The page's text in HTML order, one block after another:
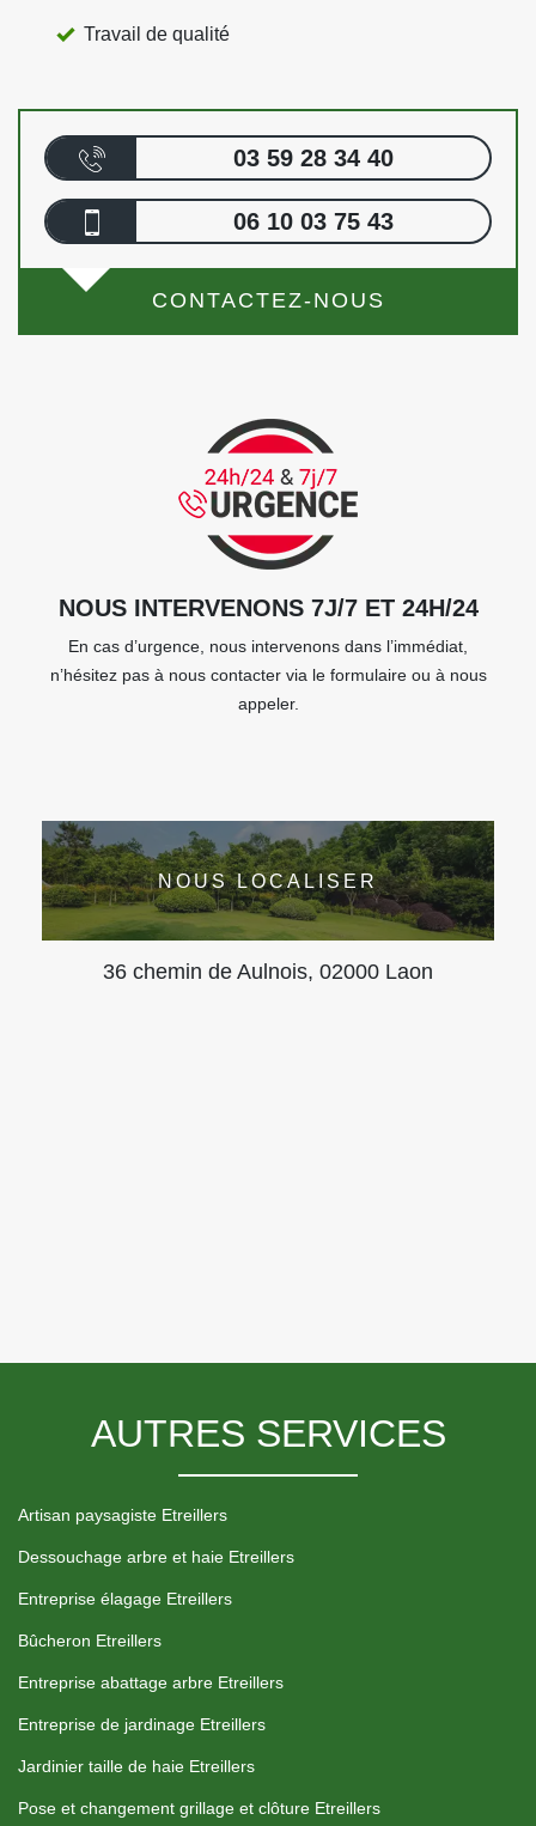
Travail de qualité
03 59 28 34 40
06 10 03 75 43
CONTACTEZ-NOUS
NOUS INTERVENONS 7J/7 ET 24H/24
En cas d’urgence, nous intervenons dans l’immédiat,
n’hésitez pas à nous contacter via le formulaire ou à nous
appeler.
NOUS LOCALISER
36 chemin de Aulnois, 02000 Laon
AUTRES SERVICES
Artisan paysagiste Etreillers
Dessouchage arbre et haie Etreillers
Entreprise élagage Etreillers
Bûcheron Etreillers
Entreprise abattage arbre Etreillers
Entreprise de jardinage Etreillers
Jardinier taille de haie Etreillers
Pose et changement grillage et clôture Etreillers